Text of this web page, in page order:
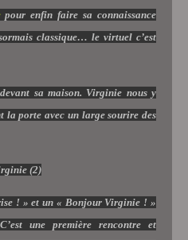
pour enfin faire sa connaissance
classique… le virtuel c’est
sa maison. Virginie nous y
la porte avec un large sourire des
! » et un « Bonjour Virginie ! »
une première rencontre et